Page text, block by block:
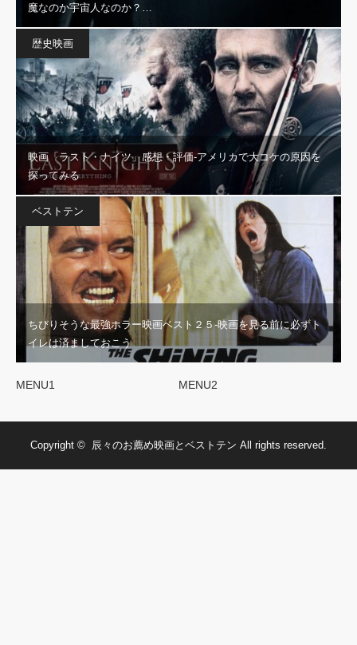
魔なのか宇宙人なのか？…
歴史映画
映画「ラスト・ナイツ」感想・評価‐アメリカで大コケの原因を
探ってみる
ベストテン
ちびりそうな最強ホラー映画ベスト２５‐映画を見る前に必ずト
イレは済ましておこう
MENU1 MENU2
Copyright © 辰々のお薦め映画とベストテン All rights reserved.